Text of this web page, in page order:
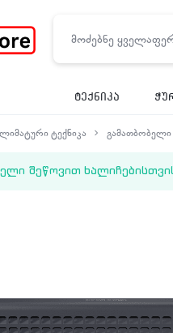
ტექნიკა
ტექნიკა გამათბობელი
შეწოვით